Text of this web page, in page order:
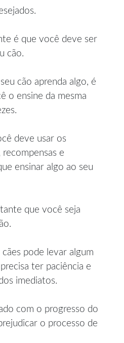
é que você deve ser
cão.
cão aprenda algo, é
o ensine da mesma
deve usar os
e
ensinar algo ao seu
que você seja
pode levar algum
ter paciência e
imediatos.
com o progresso do
o processo de